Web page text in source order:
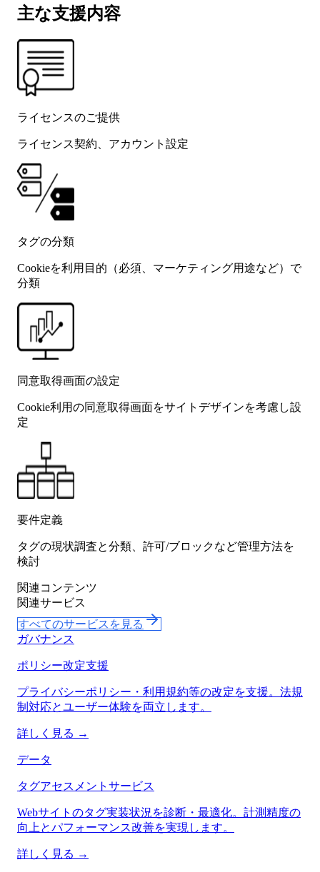
主な支援内容
ライセンスのご提供
ライセンス契約、アカウント設定
タグの分類
Cookieを利用目的（必須、マーケティング用途など）で
分類
同意取得画面の設定
Cookie利用の同意取得画面をサイトデザインを考慮し設
定
要件定義
タグの現状調査と分類、許可/ブロックなど管理方法を
検討
関連コンテンツ
関連サービス
すべてのサービスを見る
ガバナンス
ポリシー改定支援
プライバシーポリシー・利用規約等の改定を支援。法規
制対応とユーザー体験を両立します。
詳しく見る →
データ
タグアセスメントサービス
Webサイトのタグ実装状況を診断・最適化。計測精度の
向上とパフォーマンス改善を実現します。
詳しく見る →